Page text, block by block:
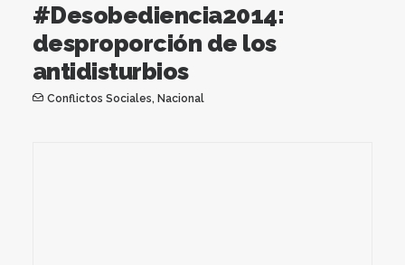
#Desobediencia2014:
desproporción de los
antidisturbios
Conflictos Sociales, Nacional